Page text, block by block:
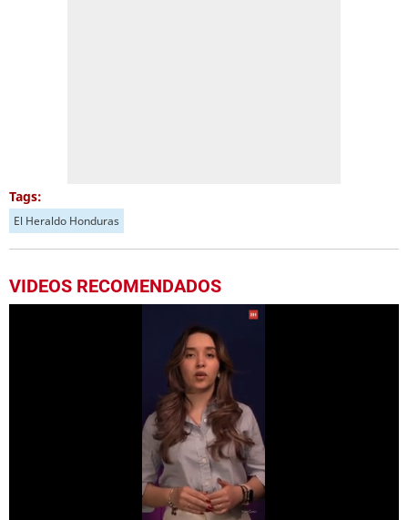
Tags:
El Heraldo Honduras
VIDEOS RECOMENDADOS